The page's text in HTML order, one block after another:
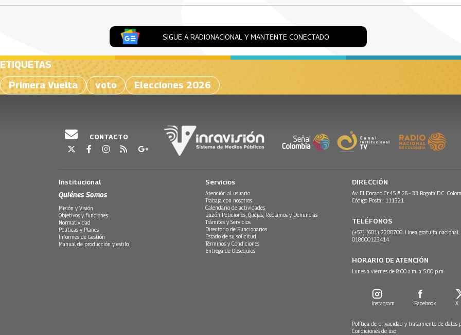
SIGUE A RADIONACIONAL Y MANTENTE CONECTADO
ETIQUETAS
Primera Vuelta
voto Elecciones 2026
CONTACTO
Institucional
Quiénes Somos
Misión y Visión
Objetivos y funciones
Normatividad
Políticas y Planes
Informes de Gestión
Manual de producción y estilo
Servicios
Atención al usuario
Trabaja con nosotros
Calendario de actividades
Buzón Peticiones, Quejas, Reclamos y Denuncias
Trámites y Servicios
Directorio de Funcionarios
Estado de su solicitud
Términos y Condiciones
Entrega de Obsequios
DIRECCIÓN
Av. El Dorado Cr.45 # 26 - 33 Bogotá D.C.
Código Postal: 111321
TELÉFONOS
(+57) (601) 2200700. Línea gratuita nacional:
018000123414
HORARIO DE ATENCIÓN
Lunes a viernes de 8:00 a.m. a 5:00 p.m.
Instagram Facebook X
Política de privacidad y tratamiento de datos
Condiciones de uso